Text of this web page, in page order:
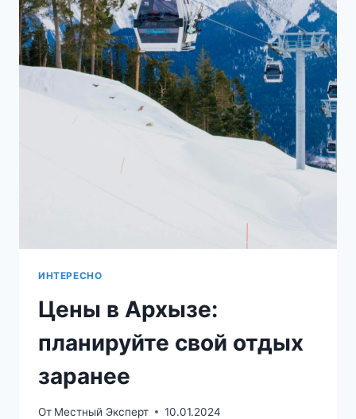
ИНТЕРЕСНО
Цены в Архызе:
планируйте свой отдых
заранее
От Местный Эксперт 10.01.2024